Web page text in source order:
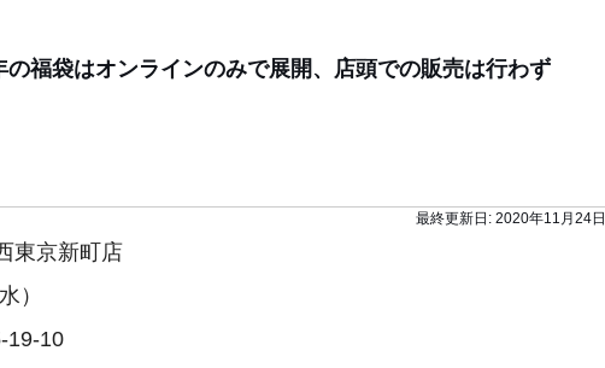
の福袋はオンラインのみで展開、店頭での販売は行わず
最終更新日: 2020年11月24日
東京新町店
）
19-10